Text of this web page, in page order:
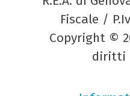
Fiscale /
Copyright ©
diritti